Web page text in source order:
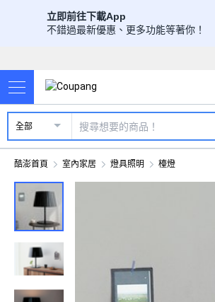
立即前往下載App
不錯過最新優惠、更多功能等著你！
全部
酷澎首頁 室內家居 燈具照明 檯燈